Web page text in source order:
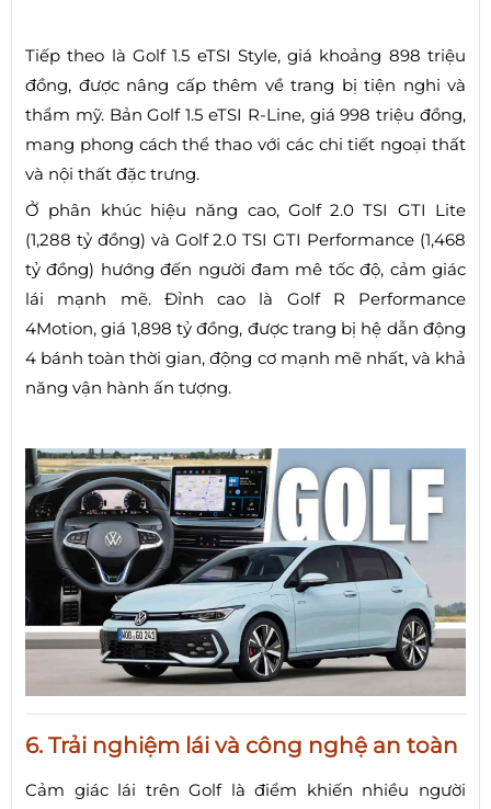
Tiếp theo là Golf 1.5 eTSI Style, giá khoảng 898 triệu
đồng, được nâng cấp thêm về trang bị tiện nghi và
thẩm mỹ. Bản Golf 1.5 eTSI R-Line, giá 998 triệu đồng,
mang phong cách thể thao với các chi tiết ngoại thất
và nội thất đặc trưng.
Ở phân khúc hiệu năng cao, Golf 2.0 TSI GTI Lite
(1,288 tỷ đồng) và Golf 2.0 TSI GTI Performance (1,468
tỷ đồng) hướng đến người đam mê tốc độ, cảm giác
lái mạnh mẽ. Đỉnh cao là Golf R Performance
4Motion, giá 1,898 tỷ đồng, được trang bị hệ dẫn động
4 bánh toàn thời gian, động cơ mạnh mẽ nhất, và khả
năng vận hành ấn tượng.
6. Trải nghiệm lái và công nghệ an toàn
Cảm giác lái trên Golf là điểm khiến nhiều người